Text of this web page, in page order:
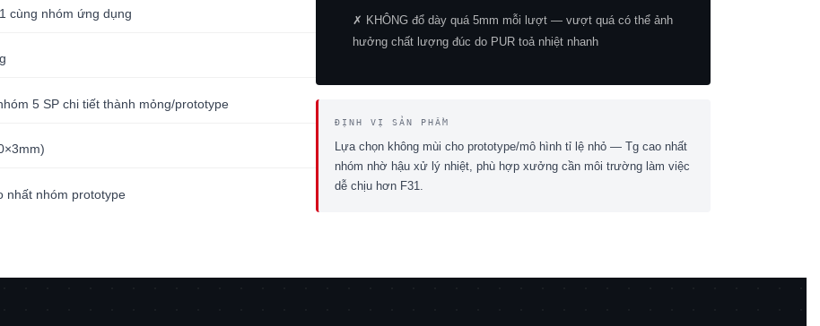
cùng nhóm ứng dụng
5 SP chi tiết thành mỏng/prototype
nhất nhóm prototype
✗ KHÔNG đổ dày quá 5mm mỗi lượt — vượt quá có thể ảnh
hưởng chất lượng đúc do PUR toả nhiệt nhanh
ĐỊNH VỊ SẢN PHẨM
Lựa chọn không mùi cho prototype/mô hình tỉ lệ nhỏ — Tg cao nhất
nhóm nhờ hậu xử lý nhiệt, phù hợp xưởng cần môi trường làm việc
dễ chịu hơn F31.